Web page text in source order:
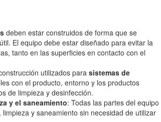
deben estar construidos de forma que se
El equipo debe estar diseñado para evitar la
tanto en las superficies en contacto con el
utilizados para sistemas de
con el producto, entorno y los productos
de limpieza y desinfección.
y el saneamiento: Todas las partes del equipo
y saneamiento sin necesidad de utilizar